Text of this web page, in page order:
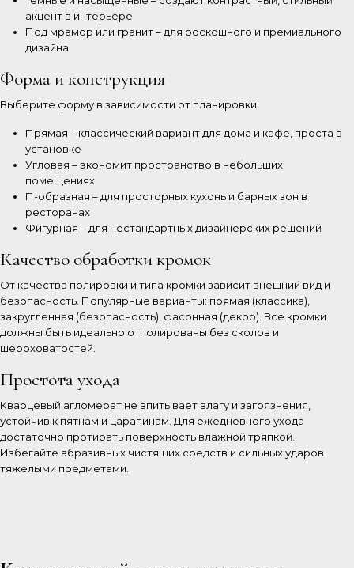
акцент в интерьере
Под мрамор или гранит – для роскошного и премиального
дизайна
Форма и конструкция
Выберите форму в зависимости от планировки:
Прямая – классический вариант для дома и кафе, проста в
установке
Угловая – экономит пространство в небольших
помещениях
П-образная – для просторных кухонь и барных зон в
ресторанах
Фигурная – для нестандартных дизайнерских решений
Качество обработки кромок
От качества полировки и типа кромки зависит внешний вид и
безопасность. Популярные варианты: прямая (классика),
закругленная (безопасность), фасонная (декор). Все кромки
должны быть идеально отполированы без сколов и
шероховатостей.
Простота ухода
Кварцевый агломерат не впитывает влагу и загрязнения,
устойчив к пятнам и царапинам. Для ежедневного ухода
достаточно протирать поверхность влажной тряпкой.
Избегайте абразивных чистящих средств и сильных ударов
тяжелыми предметами.